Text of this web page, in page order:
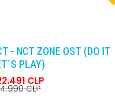
- NCT ZONE OST (DO IT
PLAY)
CLP
CLP